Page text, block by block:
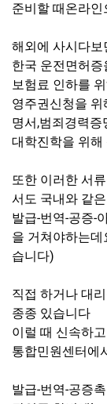
준비할 때온라인
해외에 사시다보
한국 운전면허
보험료 인하를
영주권신청을
명서,범죄경력증
대학진학을 위
또한 이러한 서
서도 국내와 같
발급-번역-공증-
을 거쳐야하는
습니다)
직접 하거나 대
종종 있습니다
이럴 때 신속하
통합민원센터에
발급-번역-공증